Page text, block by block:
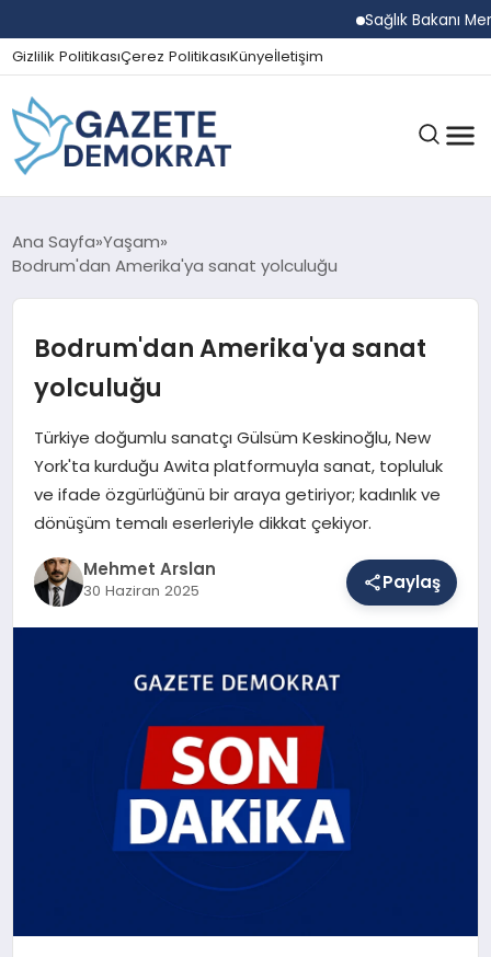
Sağlık Bakanı
Gizlilik PolitikasıÇerez PolitikasıKünyeİletişim
GÜNDEM
SPOR
SAĞLIK
Ana Sayfa Yaşam
Bodrum'dan Amerika'ya sanat yolculuğu
Bodrum'dan Amerika'ya sanat
yolculuğu
Türkiye doğumlu sanatçı Gülsüm Keskinoğlu, New
York'ta kurduğu Awita platformuyla sanat, topluluk
ve ifade özgürlüğünü bir araya getiriyor; kadınlık ve
dönüşüm temalı eserleriyle dikkat çekiyor.
Mehmet Arslan
30 Haziran 2025 Paylaş